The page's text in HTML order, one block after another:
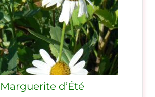
Marguerite d’Été